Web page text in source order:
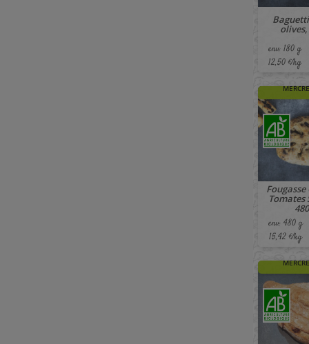
olives,
env. 180 g
12,50 €/kg
Tomates
env. 480 g
15,42 €/kg
🚚 À
🚚 À